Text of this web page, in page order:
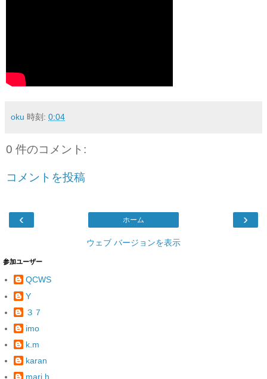
oku 時刻: 0:04
0 件のコメント:
コメントを投稿
‹ ›
ホーム
ウェブ バージョンを表示
参加ユーザー
QCWS
Y
３７
imo
k.m
karan
mari.h